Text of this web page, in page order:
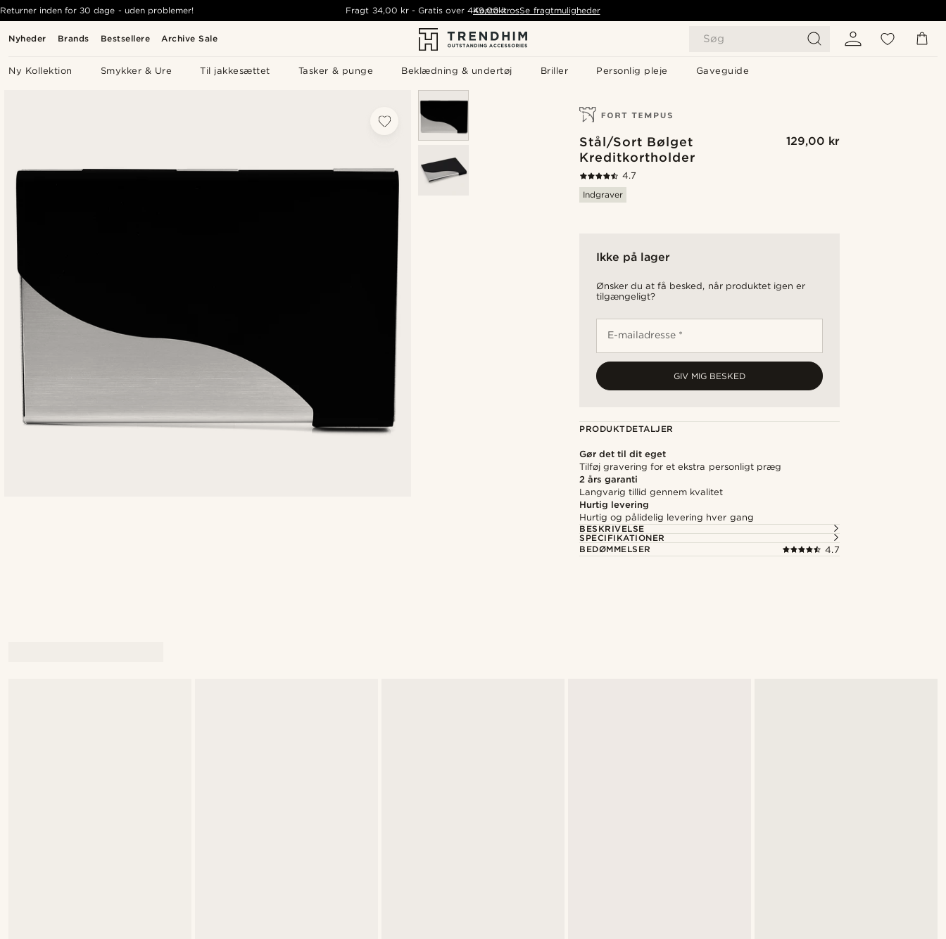
Nyheder Brands Bestsellere Archive Sale Søg
Ny Kollektion Smykker & Ure Til jakkesættet Tasker & punge Beklædning & undertøj Briller Personlig pleje Gaveguide
Returner inden for 30 dage - uden problemer! Fragt 34,00 kr- Gratis over 449,00 kr - Se fragtmuligheder
Kontakt os
Stål/Sort Bølget
Kreditkortholder
129,00 kr
4.7
Indgraver
Ikke på lager
Ønsker du at få besked, når produktet igen er
tilgængeligt?
E-mailadresse *
GIV MIG BESKED
PRODUKTDETALJER
Gør det til dit eget
Tilføj gravering for et ekstra personligt præg
2 års garanti
Langvarig tillid gennem kvalitet
Hurtig levering
Hurtig og pålidelig levering hver gang
BESKRIVELSE
SPECIFIKATIONER
BEDØMMELSER
4.7